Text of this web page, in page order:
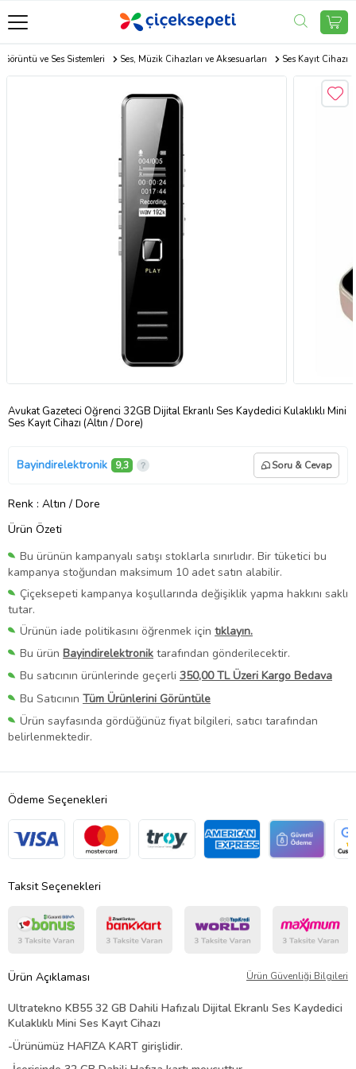
Görüntü ve Ses Sistemleri Ses, Müzik Cihazları ve Aksesuarları Ses Kayıt Cihazı
Avukat Gazeteci Öğrenci 32GB Dijital Ekranlı Ses Kaydedici Kulaklıklı Mini
Ses Kayıt Cihazı (Altın / Dore)
Bayindirelektronik 9,3 Soru & Cevap
Renk : Altın / Dore
Ürün Özeti
Bu ürünün kampanyalı satışı stoklarla sınırlıdır. Bir tüketici bu
kampanya stoğundan maksimum 10 adet satın alabilir.
Çiçeksepeti kampanya koşullarında değişiklik yapma hakkını saklı
tutar.
Ürünün iade politikasını öğrenmek için tıklayın.
Bu ürün Bayindirelektronik tarafından gönderilecektir.
Bu satıcının ürünlerinde geçerli 350,00 TL Üzeri Kargo Bedava
Bu Satıcının Tüm Ürünlerini Görüntüle
Ürün sayfasında gördüğünüz fiyat bilgileri, satıcı tarafından
belirlenmektedir.
Ödeme Seçenekleri
Taksit Seçenekleri
Ürün Açıklaması Ürün Güvenliği Bilgileri
Ultratekno KB55 32 GB Dahili Hafızalı Dijital Ekranlı Ses Kaydedici
Kulaklıklı Mini Ses Kayıt Cihazı
-Ürünümüz HAFIZA KART girişlidir.